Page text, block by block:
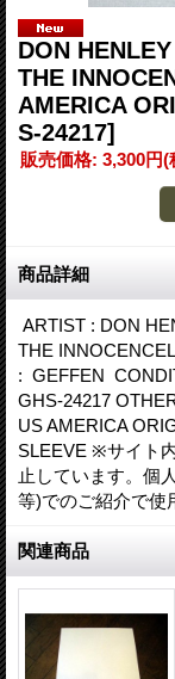
DON
THE
AMERICA
S-24217]
販売価格: 3,300円(
商品詳細
ARTIST : DON
THE
: GEFFEN
GHS-24217
US AMERICA
SLEEVE ※サイト
止しています。個
等)でのご紹介で使
関連商品